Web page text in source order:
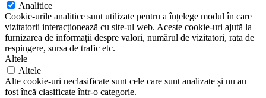
Analitice
Cookie-urile analitice sunt utilizate pentru a înțelege modul în care
vizitatorii interacționează cu site-ul web. Aceste cookie-uri ajută la
furnizarea de informații despre valori, numărul de vizitatori, rata de
respingere, sursa de trafic etc.
Altele
Altele
Alte cookie-uri neclasificate sunt cele care sunt analizate și nu au
fost încă clasificate într-o categorie.